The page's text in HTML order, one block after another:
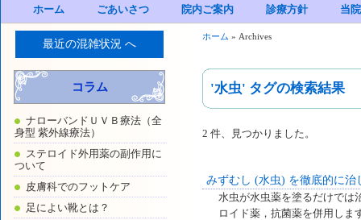
ホーム ごあいさつ 院内ご案内 診療方針 当
ホーム » Archives
'水虫' タグの検索結果
2 件、見つかりました。
みずむし (水虫) を徹底的に治
水虫が水虫薬を塗るだけでは
ロイド薬，抗菌薬を併用しま
最近の混雑状況 へ
コラム
ナローバンドＵＶＢ療法（全
身型 紫外線療法）
ステロイド外用薬の副作用に
ついて
皮膚科でのフットケア
足によい靴とは？